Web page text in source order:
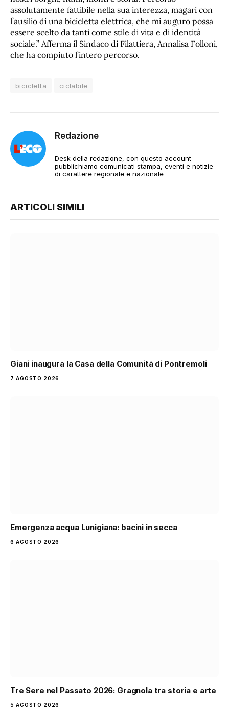
assolutamente fattibile nella sua interezza, magari con
l’ausilio di una bicicletta elettrica, che mi auguro possa
essere scelto da tanti come stile di vita e di identità
sociale.” Afferma il Sindaco di Filattiera, Annalisa Folloni,
che ha compiuto l’intero percorso.
bicicletta ciclabile
Redazione
Desk della redazione, con questo account
pubblichiamo comunicati stampa, eventi e notizie
di carattere regionale e nazionale
ARTICOLI SIMILI
Giani inaugura la Casa della Comunità di Pontremoli
7 AGOSTO 2026
Emergenza acqua Lunigiana: bacini in secca
6 AGOSTO 2026
Tre Sere nel Passato 2026: Gragnola tra storia e arte
5 AGOSTO 2026